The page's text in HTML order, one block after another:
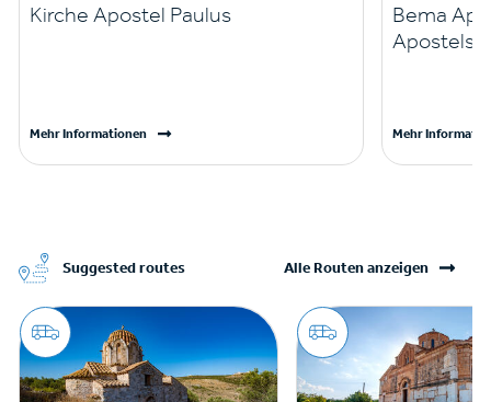
Kirche Apostel Paulus
Mehr Informationen
Bema
Apostels
Mehr
Suggested routes Alle Routen anzeigen